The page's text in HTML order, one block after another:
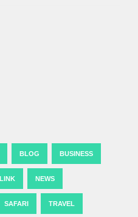
BLOG BUSINESS
LINK NEWS
SAFARI TRAVEL